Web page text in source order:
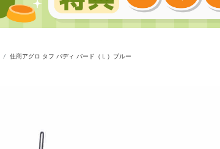
住商アグロ タフ バディ バード（Ｌ）ブルー